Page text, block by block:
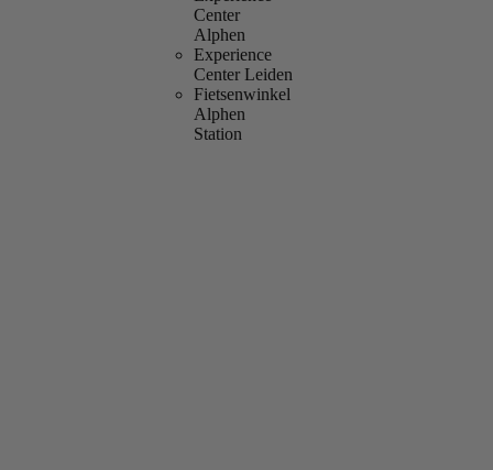
Center
Alphen
Experience
Center Leiden
Fietsenwinkel
Alphen
Station